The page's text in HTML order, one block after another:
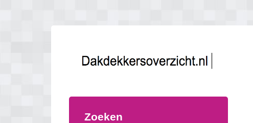
Zoeken